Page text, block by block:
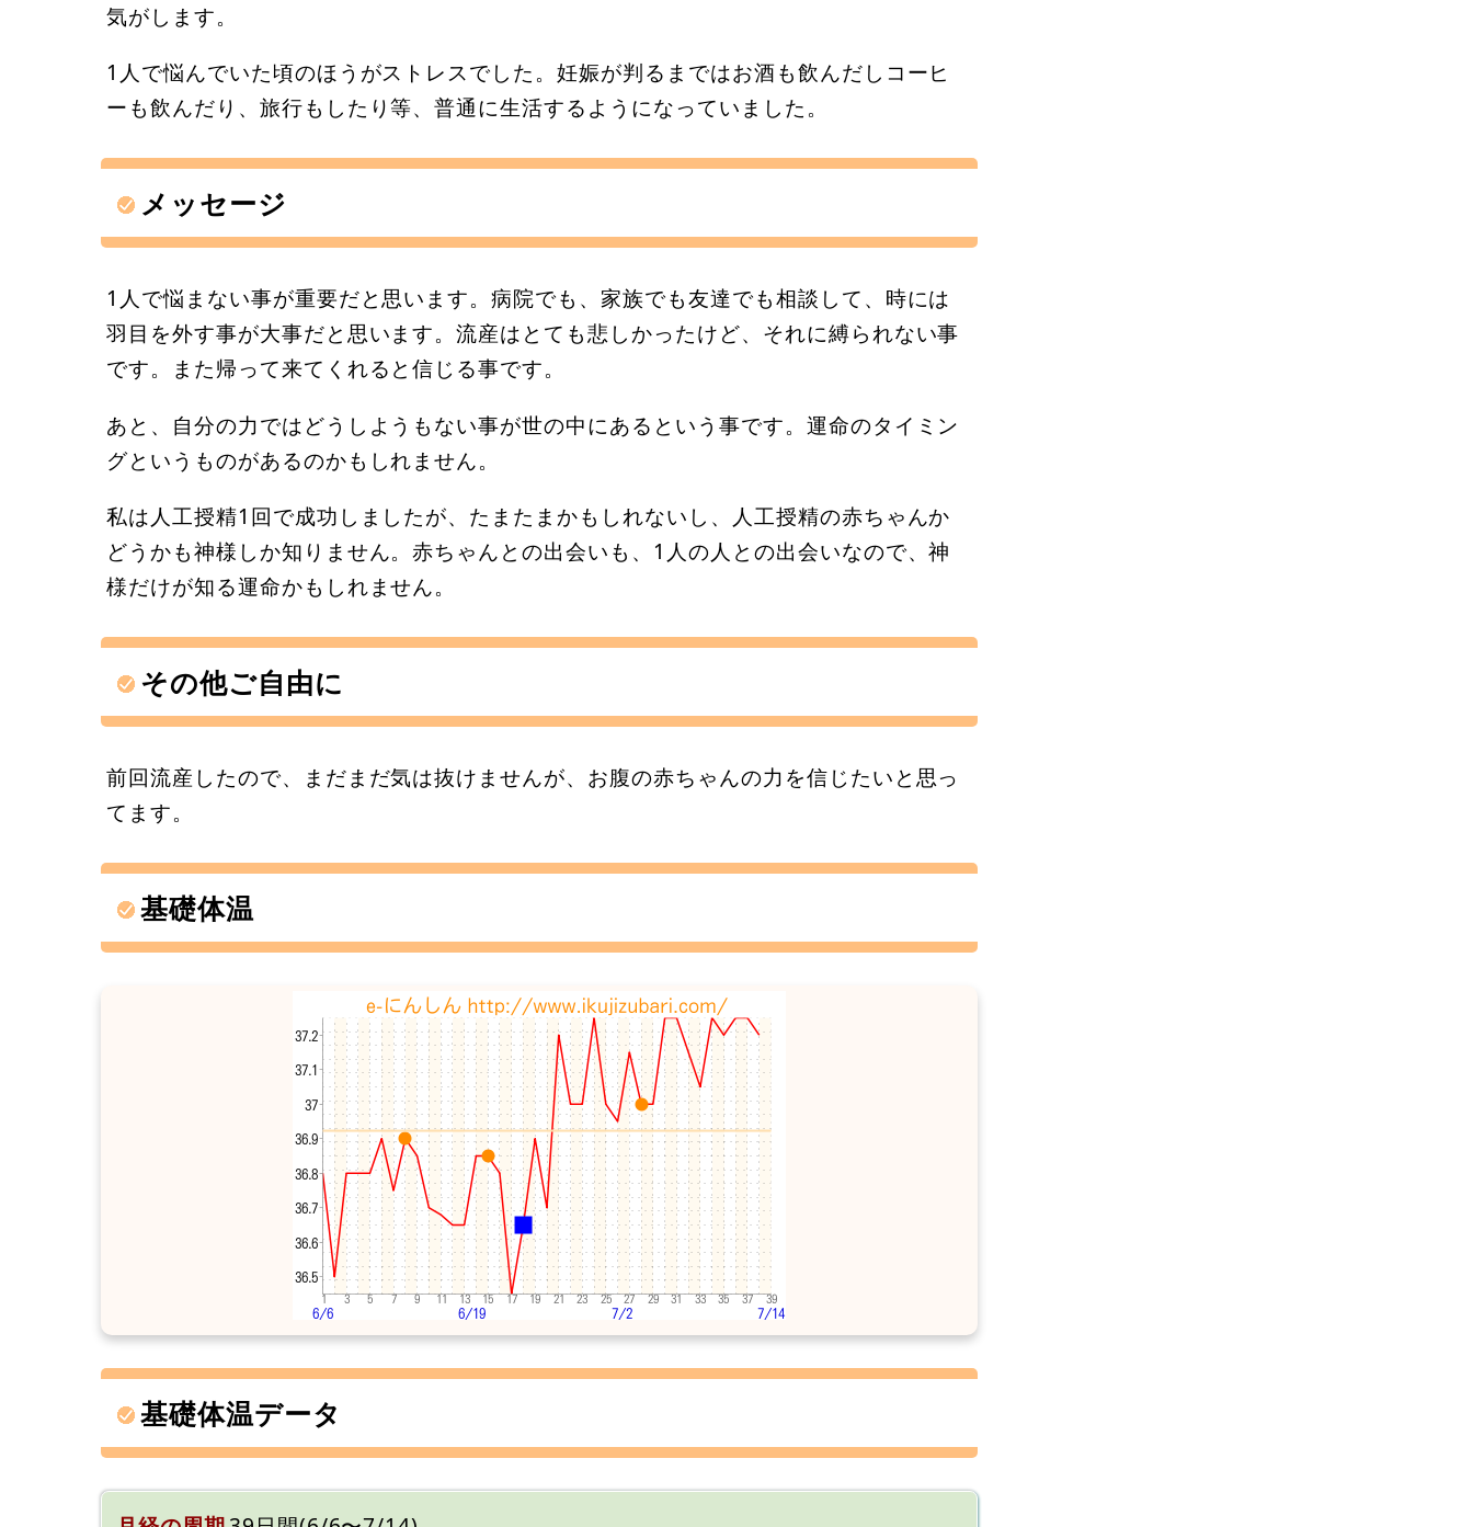
気がします。
1人で悩んでいた頃のほうがストレスでした。妊娠が判るまではお酒も飲んだしコーヒ
ーも飲んだり、旅行もしたり等、普通に生活するようになっていました。
メッセージ
1人で悩まない事が重要だと思います。病院でも、家族でも友達でも相談して、時には
羽目を外す事が大事だと思います。流産はとても悲しかったけど、それに縛られない事
です。また帰って来てくれると信じる事です。
あと、自分の力ではどうしようもない事が世の中にあるという事です。運命のタイミン
グというものがあるのかもしれません。
私は人工授精1回で成功しましたが、たまたまかもしれないし、人工授精の赤ちゃんか
どうかも神様しか知りません。赤ちゃんとの出会いも、1人の人との出会いなので、神
様だけが知る運命かもしれません。
その他ご自由に
前回流産したので、まだまだ気は抜けませんが、お腹の赤ちゃんの力を信じたいと思っ
てます。
基礎体温
基礎体温データ